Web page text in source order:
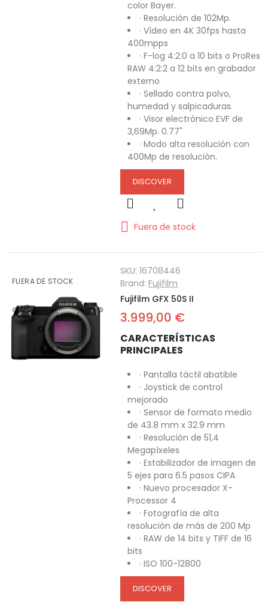
color Bayer.
· Resolución de 102Mp.
· Vídeo en 4K 30fps hasta
400mpps
· F-log 4:2:0 a 10 bits oProRes
RAW 4:2:2 a 12 bits en grabador
externo
· Sellado contra polvo,
humedad y salpicaduras.
· Visor electrónico EVF de
3,69Mp. 0.77"
· Modo alta resolución con
400Mp de resolución.
DISCOVER
Fuera de stock
FUERA DE STOCK
SKU:16708446
Brand:Fujifilm
Fujifilm GFX 50S II
3.999,00 €
CARACTERÍSTICAS
PRINCIPALES
· Pantalla táctil abatible
· Joystick de control
mejorado
· Sensor de formato medio
de 43.8 mm x 32.9 mm
· Resolución de 51,4
Megapíxeles
· Estabilizador de imagen de
5 ejes para 6.5 pasos CIPA
· Nuevo procesador X-
Processor 4
· Fotografía de alta
resolución de más de 200 Mp
· RAW de 14 bits y TIFF de 16
bits
· ISO 100-12800
DISCOVER